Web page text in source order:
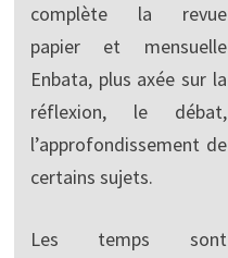
complète la revue
papier et mensuelle
Enbata, plus axée sur la
réflexion, le débat,
l’approfondissement de
certains sujets.
Les temps sont